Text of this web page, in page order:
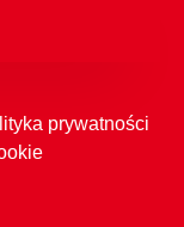
prywatności